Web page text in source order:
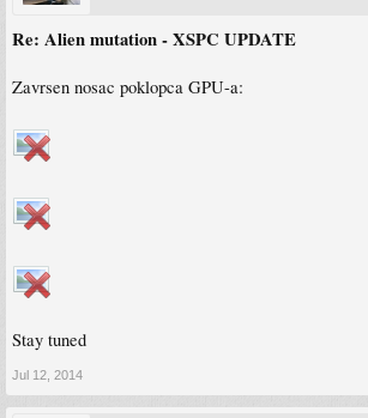
Re: Alien mutation - XSPC UPDATE
Zavrsen nosac poklopca GPU-a:
Stay tuned
Jul 12, 2014